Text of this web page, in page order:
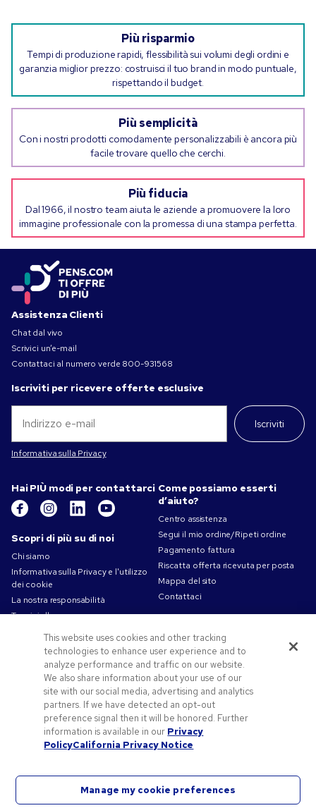
Più risparmio
Tempi di produzione rapidi, flessibilità sui volumi degli ordini e
garanzia miglior prezzo: costruisci il tuo brand in modo puntuale,
rispettando il budget.
Più semplicità
Con i nostri prodotti comodamente personalizzabili è ancora più
facile trovare quello che cerchi.
Più fiducia
Dal 1966, il nostro team aiuta le aziende a promuovere la loro
immagine professionale con la promessa di una stampa perfetta.
Assistenza Clienti
Chat dal vivo
Scrivici un’e-mail
Contattaci al numero verde 800-931568
Iscriviti per ricevere offerte esclusive
Iscriviti
Informativa sulla Privacy
Hai PIÙ modi per contattarci
Scopri di più su di noi
Chi siamo
Informativa sulla Privacy e l'utilizzo
dei cookie
La nostra responsabilità
Termini d'uso
Condizioni di Vendita
Lavorare in Pens.com
Offerte e risorse
Codici promozionali e coupon
Gadget personalizzati
Spunti Grafici Personalizzazione
Come possiamo esserti
d’aiuto?
Centro assistenza
Segui il mio ordine/Ripeti ordine
Pagamento fattura
Riscatta offerta ricevuta per posta
Mappa del sito
Contattaci
This website uses cookies and other tracking
technologies to enhance user experience and to
analyze performance and traffic on our website.
We also share information about your use of our
site with our social media, advertising and analytics
partners. If we have detected an opt-out
preference signal then it will be honored. Further
information is available in our Privacy
PolicyCalifornia Privacy Notice
Manage my cookie preferences